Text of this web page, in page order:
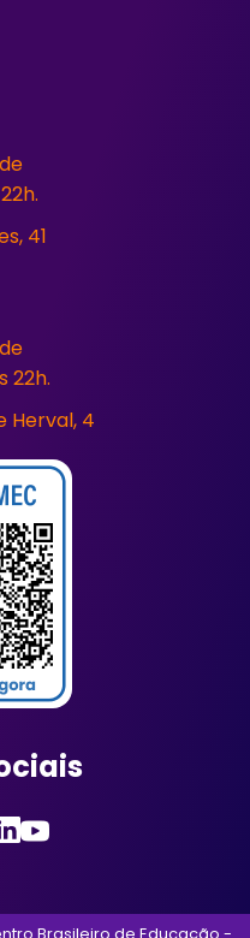
de
41
de
22h.
Herval, 4